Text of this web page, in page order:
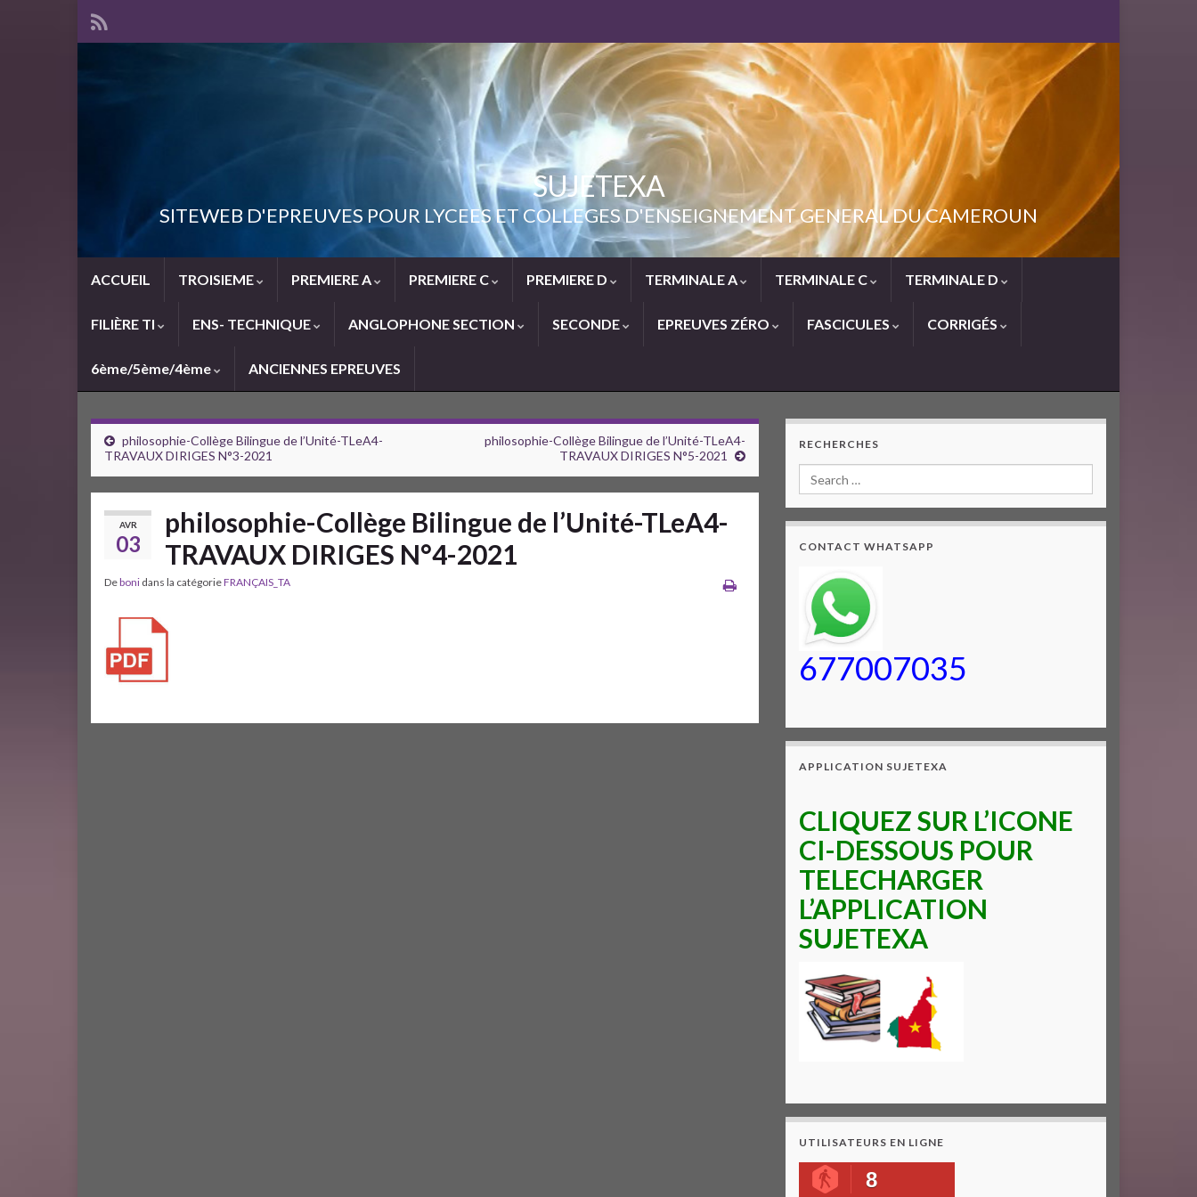
SUJETEXA
SITEWEB D'EPREUVES POUR LYCEES ET COLLEGES D'ENSEIGNEMENT GENERAL DU CAMEROUN
ACCUEIL TROISIEME PREMIERE A PREMIERE C PREMIERE D TERMINALE A TERMINALE C TERMINALE D
FILIÈRE TI ENS- TECHNIQUE ANGLOPHONE SECTION SECONDE EPREUVES ZÉRO FASCICULES CORRIGÉS
6ème/5ème/4ème ANCIENNES EPREUVES
philosophie-Collège Bilingue de l’Unité-TLeA4-
TRAVAUX DIRIGES N°3-2021
philosophie-Collège Bilingue de l’Unité-TLeA4-
TRAVAUX DIRIGES N°5-2021
AVR
03
philosophie-Collège Bilingue de l’Unité-TLeA4-
TRAVAUX DIRIGES N°4-2021
Deboni dans la catégorieFRANÇAIS_TA
RECHERCHES
CONTACT WHATSAPP
677007035
APPLICATION SUJETEXA
CLIQUEZ SUR L’ICONE
CI-DESSOUS POUR
TELECHARGER
L’APPLICATION
SUJETEXA
UTILISATEURS EN LIGNE
8